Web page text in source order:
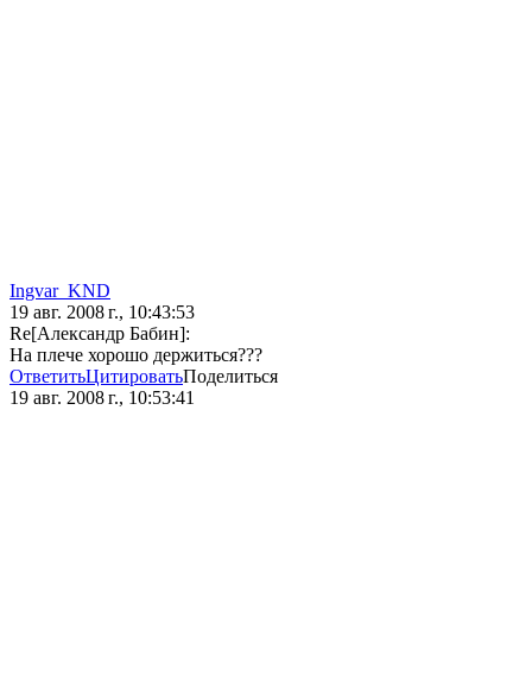
Ingvar_KND
19 авг. 2008 г., 10:43:53
Re[Александр Бабин]:
На плече хорошо держиться???
ОтветитьЦитироватьПоделиться
19 авг. 2008 г., 10:53:41